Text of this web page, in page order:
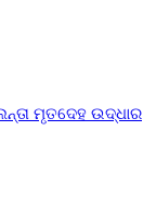
ମୃତଦେହ ଉଦ୍ଧାର